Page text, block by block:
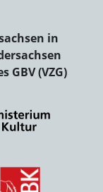
in
GBV (VZG)